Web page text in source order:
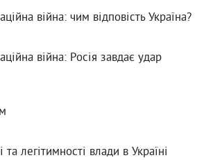
війна: чим відповість Україна?
війна: Росія завдає удар
та легітимності влади в Україні